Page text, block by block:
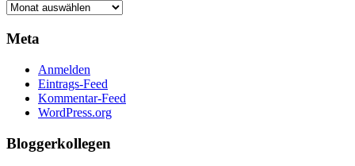
Archiv
Meta
Anmelden
Eintrags-Feed
Kommentar-Feed
WordPress.org
Bloggerkollegen